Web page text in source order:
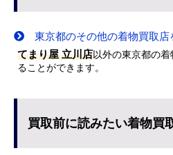
東京都のその他の着物買取店
てまり屋 立川店以外の東京都の
ることができます。
買取前に読みたい着物買